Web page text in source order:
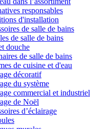
responsables
d'installation
de salle de bains
de salle de bains
douche
de salle de bains
de cuisine et d'eau
décoratif
du système
commercial et industriel
de Noël
d’éclairage